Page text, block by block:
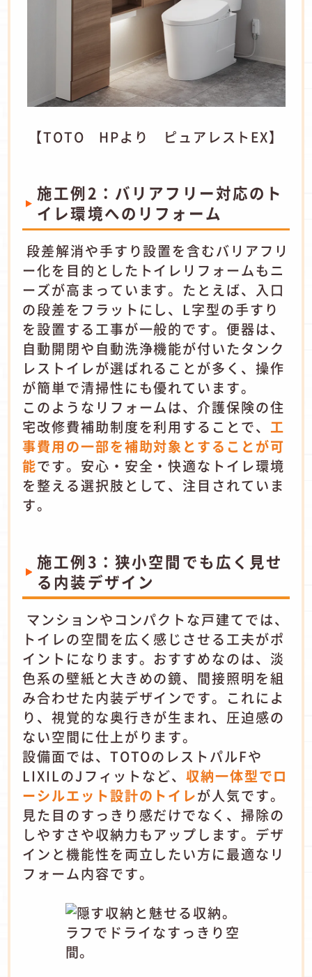
【TOTO HPより ピュアレストEX】
施工例2：バリアフリー対応のト
イレ環境へのリフォーム
段差解消や手すり設置を含むバリアフリ
ー化を目的としたトイレリフォームもニ
ーズが高まっています。たとえば、入口
の段差をフラットにし、L字型の手すり
を設置する工事が一般的です。便器は、
自動開閉や自動洗浄機能が付いたタンク
レストイレが選ばれることが多く、操作
が簡単で清掃性にも優れています。
このようなリフォームは、介護保険の住
宅改修費補助制度を利用することで、 工
事費用の一部を補助対象とすることが可
能です。安心・安全・快適なトイレ環境
を整える選択肢として、注目されていま
す。
施工例3：狭小空間でも広く見せ
る内装デザイン
マンションやコンパクトな戸建てでは、
トイレの空間を広く感じさせる工夫がポ
イントになります。おすすめなのは、淡
色系の壁紙と大きめの鏡、間接照明を組
み合わせた内装デザインです。これによ
り、視覚的な奥行きが生まれ、圧迫感の
ない空間に仕上がります。
設備面では、TOTOのレストパルFや
LIXILのJフィットなど、収納一体型でロ
ーシルエット設計のトイレが人気です。
見た目のすっきり感だけでなく、掃除の
しやすさや収納力もアップします。デザ
インと機能性を両立したい方に最適なリ
フォーム内容です。